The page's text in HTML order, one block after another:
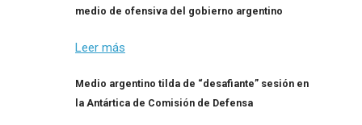
medio de ofensiva del gobierno argentino
Leer más
Medio argentino tilda de “desafiante” sesión en
la Antártica de Comisión de Defensa